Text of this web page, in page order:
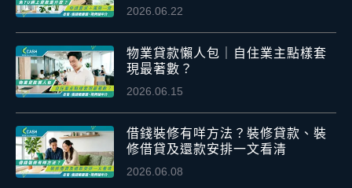
2026.06.22
物業貸款懶人包｜自住業主點樣套
現最著數？
2026.06.15
借錢裝修有咩方法？裝修貸款、裝
修借貸及還款安排一文看清
2026.06.08